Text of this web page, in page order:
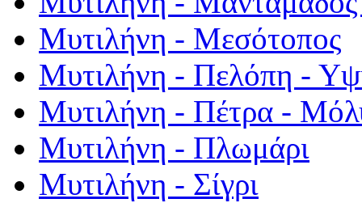
Μυτιλήνη - Μεσότοπος
Μυτιλήνη - Πελόπη -
Μυτιλήνη - Πέτρα -
Μυτιλήνη - Πλωμάρι
Μυτιλήνη - Σίγρι